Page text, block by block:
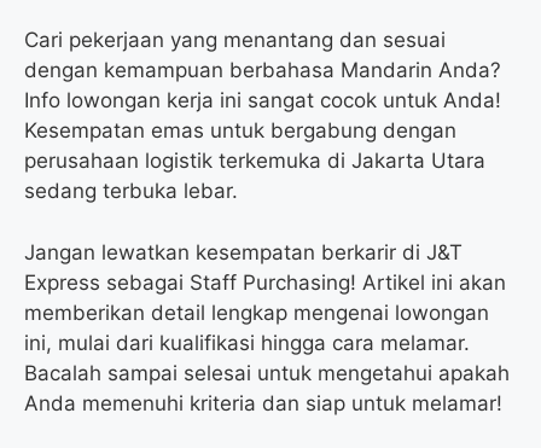
Cari pekerjaan yang menantang dan sesuai
dengan kemampuan berbahasa Mandarin Anda?
Info lowongan kerja ini sangat cocok untuk Anda!
Kesempatan emas untuk bergabung dengan
perusahaan logistik terkemuka di Jakarta Utara
sedang terbuka lebar.
Jangan lewatkan kesempatan berkarir di J&T
Express sebagai Staff Purchasing! Artikel ini akan
memberikan detail lengkap mengenai lowongan
ini, mulai dari kualifikasi hingga cara melamar.
Bacalah sampai selesai untuk mengetahui apakah
Anda memenuhi kriteria dan siap untuk melamar!